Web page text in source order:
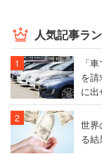
人気記事ラ
「
を
に出
世
る